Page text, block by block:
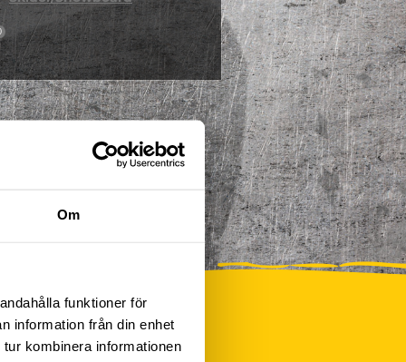
Om
funktioner för
information från din enhet
kombinera informationen